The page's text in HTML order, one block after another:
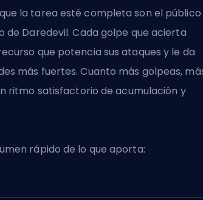
la tarea esté completa son el público
de Daredevil. Cada golpe que acierta
que potencia sus ataques y le da
más fuertes. Cuanto más golpeas,
ritmo satisfactorio de acumulación y
rápido de lo que aporta: